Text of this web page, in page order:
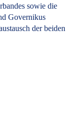
sowie die
Governikus
der beiden